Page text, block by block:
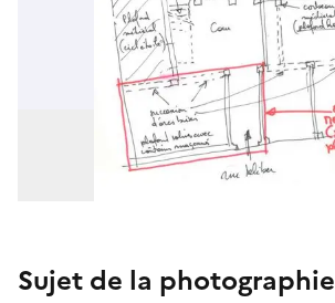
Sujet de la photographie